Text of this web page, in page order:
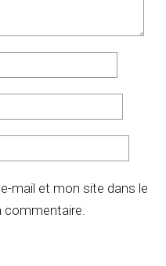
mail et mon site dans le
commentaire.